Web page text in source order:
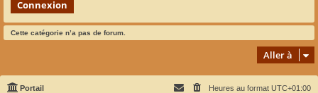
Cette catégorie n’a pas de forum.
Aller à
Portail Heures au format UTC+01:00